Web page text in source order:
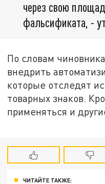
через свою
фальсификата, -
По словам
внедрить
которые отследят
товарных знаков.
применяться и
ЧИТАЙТЕ ТАКЖЕ: